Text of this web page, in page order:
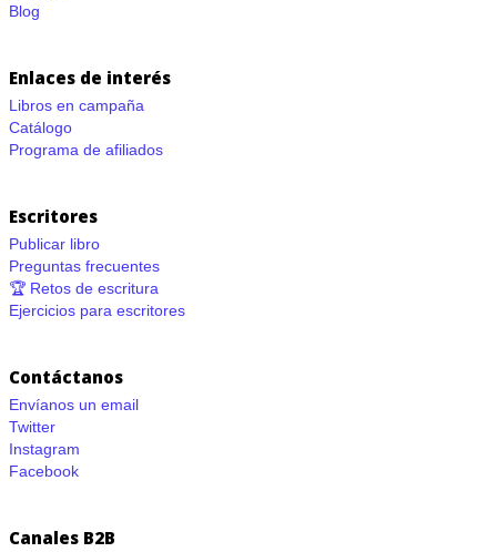
Blog
Enlaces de interés
Libros en campaña
Catálogo
Programa de afiliados
Escritores
Publicar libro
Preguntas frecuentes
🏆 Retos de escritura
Ejercicios para escritores
Contáctanos
Envíanos un email
Twitter
Instagram
Facebook
Canales B2B